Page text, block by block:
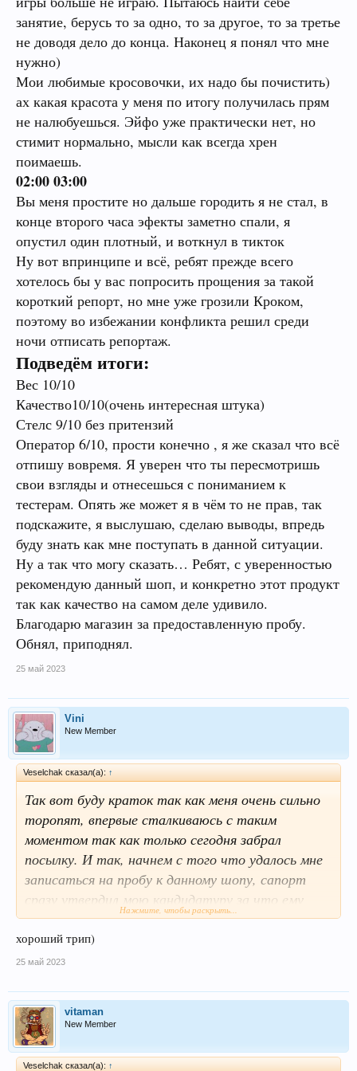
Стафф: 9/10
что ничто не согревает так как хороший напас
ск делаю новую фольгу, сыпанул туда примерно
0.1 , делаю несколько дымов подряд и я был прав
ничто так не согревает
так и просидел дома пока все не скурил ,
была уже поздно , я достал с холодильника
бутылку с водкой , выпел пару по 50 , поел
хорошо , и лег спать.
ВЫВОД:
Магазин: 10/10
Место клада: 9/10
Упаковка стаффа: 10/10
Стафф: 9/10
занятие, берусь то за одно, то за другое, то за третье
не доводя дело до конца. Наконец я понял что мне
нужно)
Мои любимые кросовочки, их надо бы почистить)
ах какая красота у меня по итогу получилась прям
не налюбуешься. Эйфо уже практически нет, но
стимит нормально, мысли как всегда хрен
поимаешь.
02:00 03:00
Вы меня простите но дальше городить я не стал, в
конце второго часа эфекты заметно спали, я
опустил один плотный, и воткнул в тикток
Ну вот впринципе и всё, ребят прежде всего
хотелось бы у вас попросить прощения за такой
короткий репорт, но мне уже грозили Кроком,
поэтому во избежании конфликта решил среди
ночи отписать репортаж.
Подведём итоги:
Вес 10/10
Качество10/10(очень интересная штука)
Стелс 9/10 без притензий
Оператор 6/10, прости конечно , я же сказал что всё
отпишу вовремя. Я уверен что ты пересмотришь
свои взгляды и отнесешься с пониманием к
тестерам. Опять же может я в чём то не прав, так
подскажите, я выслушаю, сделаю выводы, впредь
буду знать как мне поступать в данной ситуации.
Ну а так что могу сказать… Ребят, с уверенностью
рекомендую данный шоп, и конкретно этот продукт
так как качество на самом деле удивило.
Благодарю магазин за предоставленную пробу.
Обнял, приподнял.
25 май 2023
Vini
New Member
Veselchak сказал(а): ↑
Так вот буду краток так как меня очень сильно
торопят, впервые сталкиваюсь с таким
моментом так как только сегодня забрал
посылку. И так, начнем с того что удалось мне
записаться на пробу к данному шопу, сапорт
сразу утвердил мою кандидатуру за что ему
огромное спасибо! И прошу прощения если я в
чём то виноват. У сеня получилось так что
пришлось переадресовать посылку, поэтому
понять. К менеджеру никаких притензий, к
посылке тоже. Всё на уровне.
И так тест:
Вещество Альфа пвп
Нажмите, чтобы раскрыть...
хороший трип)
25 май 2023
vitaman
New Member
Veselchak сказал(а): ↑